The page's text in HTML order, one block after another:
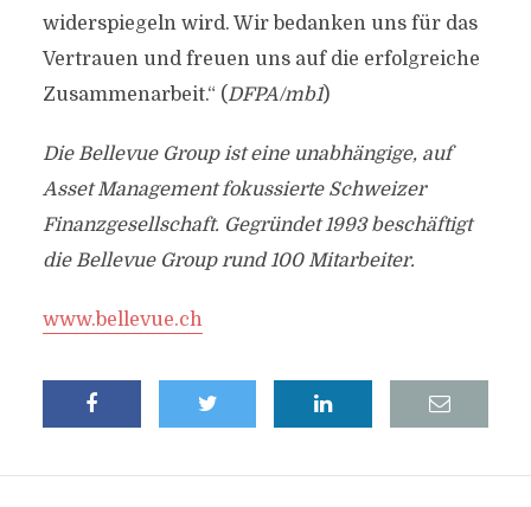
widerspiegeln wird. Wir bedanken uns für das
Vertrauen und freuen uns auf die erfolgreiche
Zusammenarbeit.“ (DFPA/mb1)
Die Bellevue Group ist eine unabhängige, auf
Asset Management fokussierte Schweizer
Finanzgesellschaft. Gegründet 1993 beschäftigt
die Bellevue Group rund 100 Mitarbeiter.
www.bellevue.ch